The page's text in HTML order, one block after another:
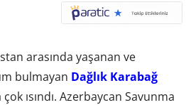
arasında yaşanan ve
bulmayan Dağlık Karabağ
ısındı. Azerbaycan Savunma